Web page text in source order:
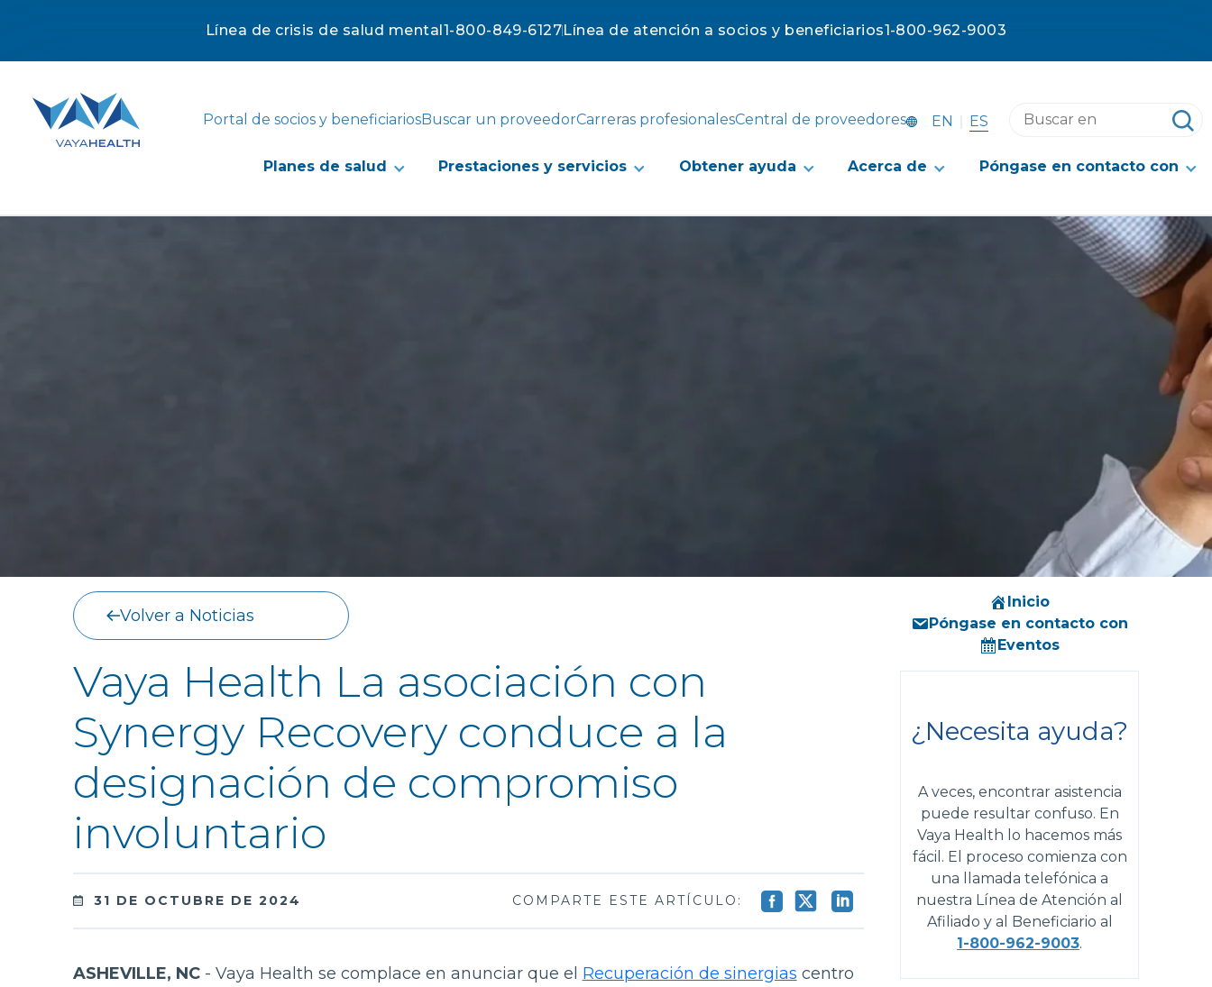
Línea de crisis de salud mental1-800-849-6127Línea de atención a socios y beneficiarios1-800-962-9003
contenido
Portal de socios y beneficiariosBuscar un proveedorCarreras profesionalesCentral de proveedores EN ES
Buscar
este
Planes de salud Prestaciones y servicios Obtener ayuda Acerca de Póngase en contacto con
Volver a Noticias
Vaya Health La asociación con
Synergy Recovery conduce a la
designación de compromiso
involuntario
31 DE OCTUBRE DE 2024 COMPARTE ESTE ARTÍCULO:
ASHEVILLE, NC- Vaya Health se complace en anunciar que el Recuperación de sinergias centro
Inicio
Póngase en contacto con
Eventos
¿Necesita ayuda?
A veces, encontrar asistencia
puede resultar confuso. En
Vaya Health lo hacemos más
fácil. El proceso comienza con
una llamada telefónica a
nuestra Línea de Atención al
Afiliado y al Beneficiario al
1-800-962-9003.